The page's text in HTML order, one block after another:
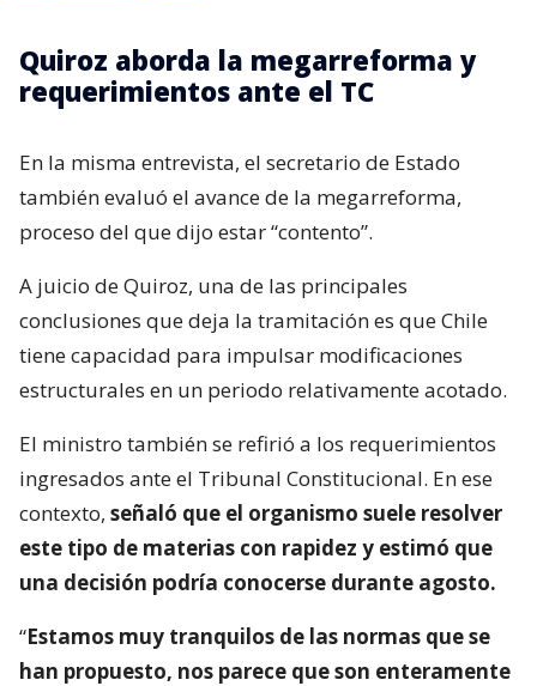
Quiroz aborda la megarreforma y
requerimientos ante el TC
En la misma entrevista, el secretario de Estado
también evaluó el avance de la megarreforma,
proceso del que dijo estar “contento”.
A juicio de Quiroz, una de las principales
conclusiones que deja la tramitación es que Chile
tiene capacidad para impulsar modificaciones
estructurales en un periodo relativamente acotado.
El ministro también se refirió a los requerimientos
ingresados ante el Tribunal Constitucional. En ese
contexto, señaló que el organismo suele resolver
este tipo de materias con rapidez y estimó que
una decisión podría conocerse durante agosto.
“Estamos muy tranquilos de las normas que se
han propuesto, nos parece que son enteramente